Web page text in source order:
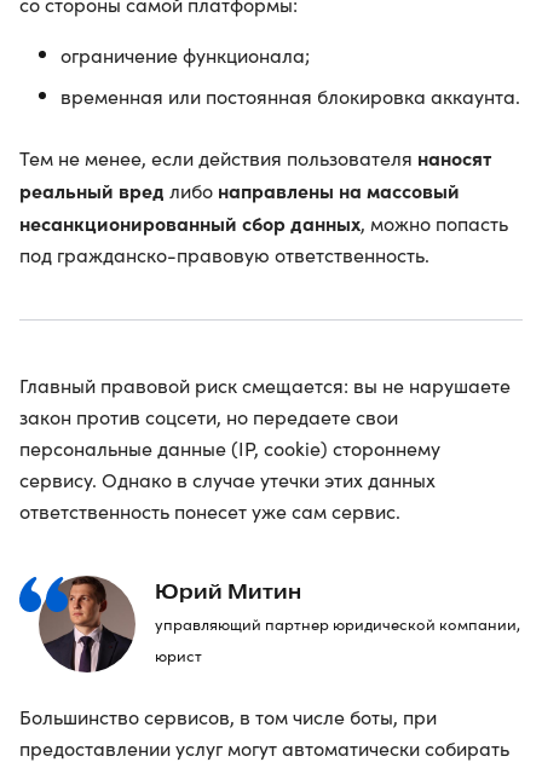
ограничение функционала;
временная или постоянная блокировка аккаунта.
Тем не менее, если действия пользователя наносят
реальный вред либо направлены на массовый
несанкционированный сбор данных, можно попасть
под гражданско-правовую ответственность.
Главный правовой риск смещается: вы не нарушаете
закон против соцсети, но передаете свои
персональные данные (IP, cookie) стороннему
сервису. Однако в случае утечки этих данных
ответственность понесет уже сам сервис.
Юрий Митин
управляющий партнер юридической компании,
юрист
Большинство сервисов, в том числе боты, при
предоставлении услуг могут автоматически собирать